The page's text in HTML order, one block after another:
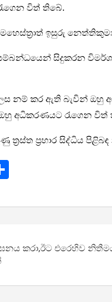
විත් තිබේ.
ඉසුරු
සම්බන්ධයෙන් සිදුකරන
නම් කර ඇති බැවින් ඔහු
අධිකරණයට රැගෙන විත්
ත්‍රස්ත ප්‍රහාර සිද්ධිය
ar
කරා,ඊට එරෙහිව